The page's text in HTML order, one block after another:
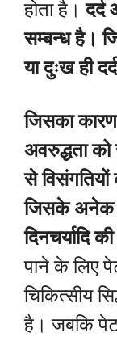
होता है।
सम्बन्ध है।
या दुःख ही
जिसका कारण
अवरुद्धता
से विसंगतियों
जिसके अनेक
दिनचर्यादि
पाने के लिए
चिकित्सीय
है। जबकि पेट